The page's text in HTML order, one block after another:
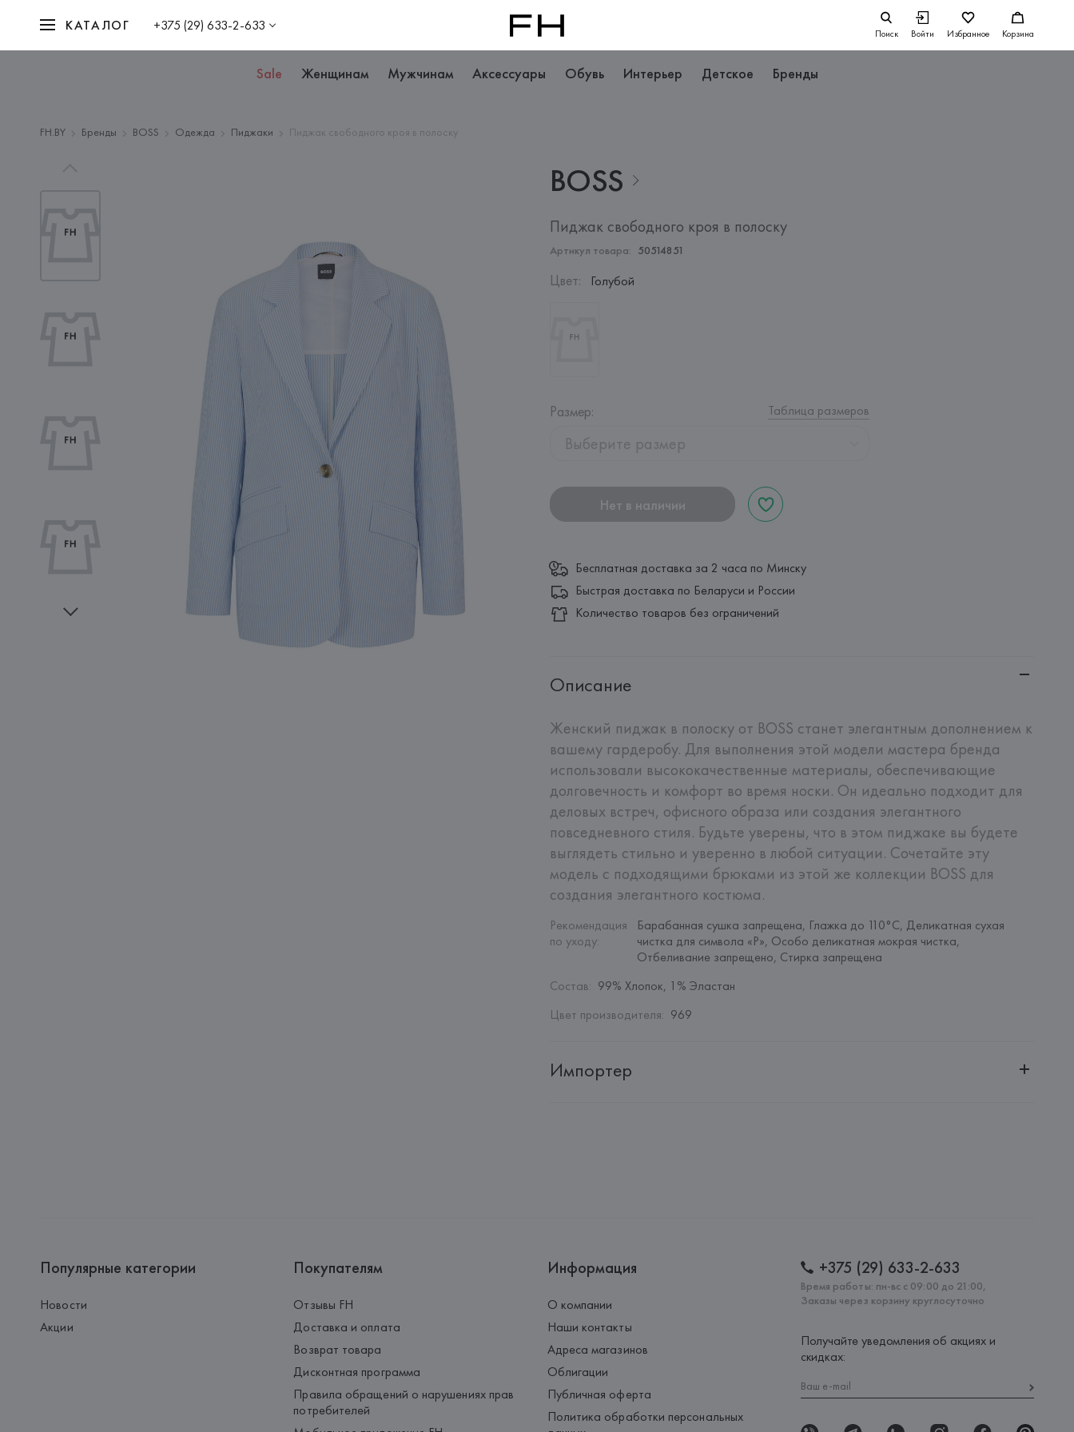
КАТАЛОГ +375 (29) 633-2-633 Поиск Войти Избранное Корзина
Sale Женщинам Мужчинам Аксессуары Обувь Интерьер Детское Бренды
FH.BY Бренды BOSS Одежда Пиджаки Пиджак свободного кроя в полоску
BOSS
Пиджак свободного кроя в полоску
Артикул товара: 50514851
Цвет: Голубой
Размер: Таблица размеров
Выберите размер
Нет в наличии
Бесплатная доставка за 2 часа по Минску
Быстрая доставка по Беларуси и России
Количество товаров без ограничений
Описание
Женский пиджак в полоску от BOSS станет элегантным дополнением к
вашему гардеробу. Для выполнения этой модели мастера бренда
использовали высококачественные материалы, обеспечивающие
долговечность и комфорт во время носки. Он идеально подходит для
деловых встреч, офисного образа или создания элегантного
повседневного стиля. Будьте уверены, что в этом пиджаке вы будете
выглядеть стильно и уверенно в любой ситуации. Сочетайте эту
модель с подходящими брюками из этой же коллекции BOSS для
создания элегантного костюма.
Рекомендация
по уходу:
Барабанная сушка запрещена, Глажка до 110°C, Деликатная сухая
чистка для символа «P», Особо деликатная мокрая чистка,
Отбеливание запрещено, Стирка запрещена
Состав: 99% Хлопок, 1% Эластан
Цвет производителя: 969
Импортер
Популярные категории
Новости
Акции
Покупателям
Отзывы FH
Доставка и оплата
Возврат товара
Дисконтная программа
Правила обращений о нарушениях прав
потребителей
Информация
О компании
Наши контакты
Адреса магазинов
Облигации
Публичная оферта
Политика обработки персональных
+375 (29) 633-2-633
Время работы: пн-вс с 09:00 до 21:00,
Заказы через корзину круглосуточно
Получайте уведомления об акциях и
скидках: